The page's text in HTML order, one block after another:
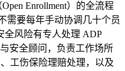
Enrollment）的全流程
需要每年手动协调几十个员
全风险有专人处理 ADP
安全顾问，负责工作场所
工伤保险理赔处理，以及